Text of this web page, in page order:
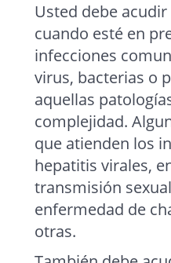
Usted debe
cuando esté en
infecciones
virus, bacterias o
aquellas
complejidad.
que atienden los
hepatitis virales,
transmisión
enfermedad de
otras.